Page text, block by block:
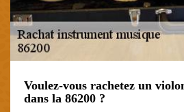
Voulez-vous rachetez un
dans la 86200 ?